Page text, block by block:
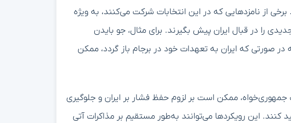
از نامزدهایی که در این انتخابات شرکت می‌کنند، به ویژه
را در قبال ایران پیش بگیرند. برای مثال، جو بایدن
صورتی که ایران به تعهدات خود در برجام باز گردد، ممکن
جمهوری‌خواه، ممکن است بر لزوم حفظ فشار بر ایران و جلوگیری
این رویکردها می‌توانند به‌طور مستقیم بر مذاکرات آتی